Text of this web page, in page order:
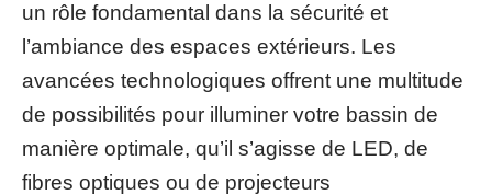
un rôle fondamental dans la sécurité et
l’ambiance des espaces extérieurs. Les
avancées technologiques offrent une multitude
de possibilités pour illuminer votre bassin de
manière optimale, qu’il s’agisse de LED, de
fibres optiques ou de projecteurs